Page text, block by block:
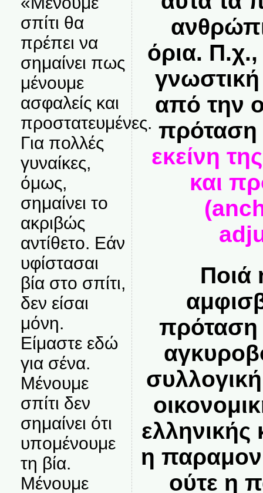
σπίτι θα
πρέπει να
σημαίνει πως
μένουμε
ασφαλείς και
προστατευμένες.
Για πολλές
γυναίκες,
όμως,
σημαίνει το
ακριβώς
αντίθετο. Εάν
υφίστασαι
βία στο σπίτι,
δεν είσαι
μόνη.
Είμαστε εδώ
για σένα.
Μένουμε
σπίτι δεν
σημαίνει ότι
υπομένουμε
τη βία.
Μένουμε
όρια.
από την
εκείνη
και
Ποιά
πρόταση
ελληνικής
η
ούτε η